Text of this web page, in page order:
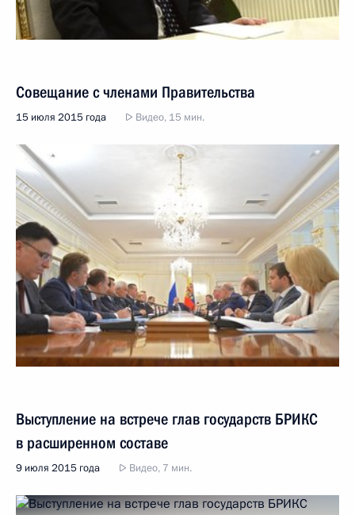
Совещание с членами Правительства
15 июля 2015 года Видео, 15 мин.
Выступление на встрече глав государств БРИКС
в расширенном составе
9 июля 2015 года Видео, 7 мин.